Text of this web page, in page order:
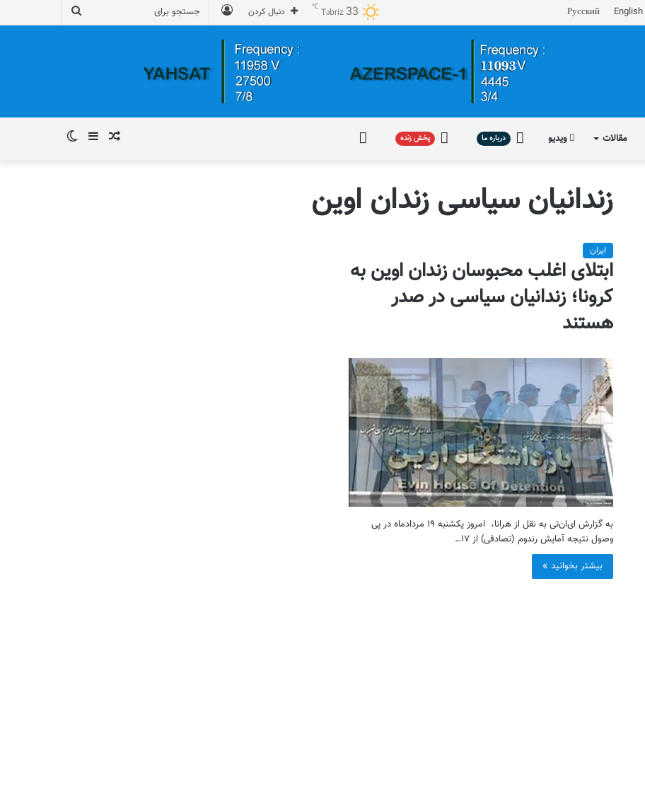
English
Русский دنبال کردن Təbriz33
℃
مقالات ویدیو درباره
درباره ما پخش
پخش زنده سایدبار نوشته
زندانیان سیاسی زندان اوین
ایران
ابتلای اغلب محبوسان زندان اوین به
کرونا؛ زندانیان سیاسی در صدر
هستند
به گزارش ای‌ان‌تی به نقل از هرانا، امروز یکشنبه ۱۹ مردادماه در پی
وصول نتیجه آمایش رندوم (تصادفی) از ۱۷…
بیشتر بخوانید »